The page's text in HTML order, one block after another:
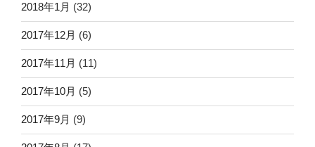
2018年1月 (32)
2017年12月 (6)
2017年11月 (11)
2017年10月 (5)
2017年9月 (9)